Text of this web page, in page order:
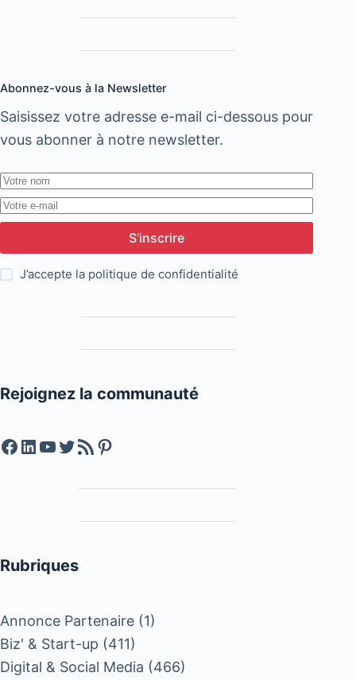
Abonnez-vous à la Newsletter
Saisissez votre adresse e-mail ci-dessous pour
vous abonner à notre newsletter.
S’inscrire
J’accepte la politique de confidentialité
Rejoignez la communauté
Facebook
LinkedIn
YouTube
Twitter
Feed RSSPinterest
Rubriques
Annonce Partenaire (1)
Biz' & Start-up (411)
Digital & Social Media (466)